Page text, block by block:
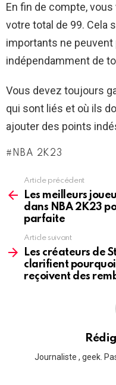
En fin de compte,
votre total de 99. Cela
importants ne peuvent
indépendamment de
Vous devez toujours
qui sont liés et où ils
ajouter des points
NBA 2K23
more
Article précédent
Les meilleurs
dans NBA 2K23
parfaite
Article suivant
Les créateurs de
clarifient
reçoivent des
Journaliste , geek.